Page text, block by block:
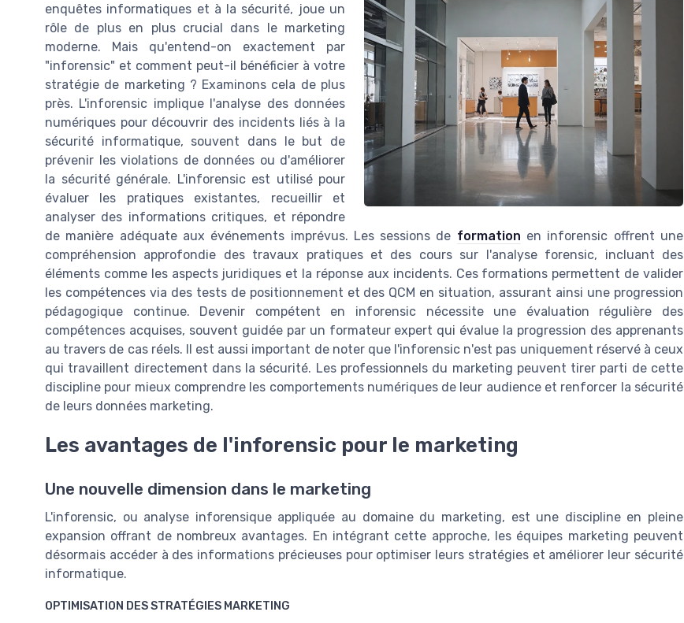
enquêtes informatiques et à la sécurité, joue un
rôle de plus en plus crucial dans le marketing
moderne. Mais qu'entend-on exactement par
"inforensic" et comment peut-il bénéficier à votre
stratégie de marketing ? Examinons cela de plus
près. L'inforensic implique l'analyse des données
numériques pour découvrir des incidents liés à la
sécurité informatique, souvent dans le but de
prévenir les violations de données ou d'améliorer
la sécurité générale. L'inforensic est utilisé pour
évaluer les pratiques existantes, recueillir et
analyser des informations critiques, et répondre
de manière adéquate aux événements imprévus. Les sessions de formation en inforensic offrent une
compréhension approfondie des travaux pratiques et des cours sur l'analyse forensic, incluant des
éléments comme les aspects juridiques et la réponse aux incidents. Ces formations permettent de valider
les compétences via des tests de positionnement et des QCM en situation, assurant ainsi une progression
pédagogique continue. Devenir compétent en inforensic nécessite une évaluation régulière des
compétences acquises, souvent guidée par un formateur expert qui évalue la progression des apprenants
au travers de cas réels. Il est aussi important de noter que l'inforensic n'est pas uniquement réservé à ceux
qui travaillent directement dans la sécurité. Les professionnels du marketing peuvent tirer parti de cette
discipline pour mieux comprendre les comportements numériques de leur audience et renforcer la sécurité
de leurs données marketing.
Les avantages de l'inforensic pour le marketing
Une nouvelle dimension dans le marketing
L'inforensic, ou analyse inforensique appliquée au domaine du marketing, est une discipline en pleine
expansion offrant de nombreux avantages. En intégrant cette approche, les équipes marketing peuvent
désormais accéder à des informations précieuses pour optimiser leurs stratégies et améliorer leur sécurité
informatique.
OPTIMISATION DES STRATÉGIES MARKETING